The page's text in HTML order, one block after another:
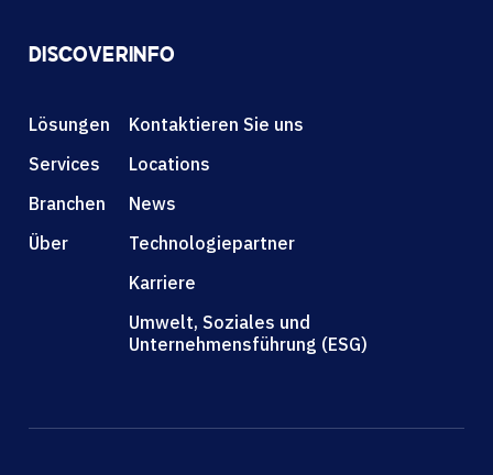
DISCOVER
Lösungen
Services
Branchen
Über
INFO
Kontaktieren Sie uns
Locations
News
Technologiepartner
Karriere
Umwelt, Soziales und
Unternehmensführung (ESG)